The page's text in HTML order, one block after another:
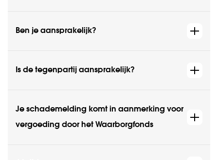
Ben je aansprakelijk?
Is de tegenpartij aansprakelijk?
Je schademelding komt in aanmerking voor
vergoeding door het Waarborgfonds